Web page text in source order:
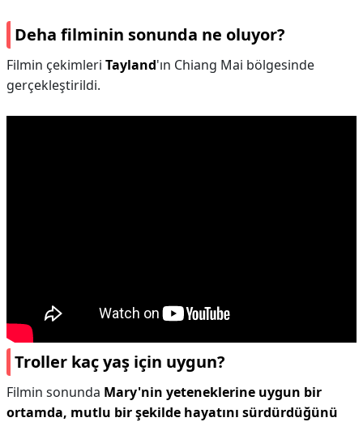
Deha filminin sonunda ne oluyor?
Filmin çekimleri Tayland'ın Chiang Mai bölgesinde
gerçekleştirildi.
Troller kaç yaş için uygun?
Filmin sonunda Mary'nin yeteneklerine uygun bir
ortamda, mutlu bir şekilde hayatını sürdürdüğünü